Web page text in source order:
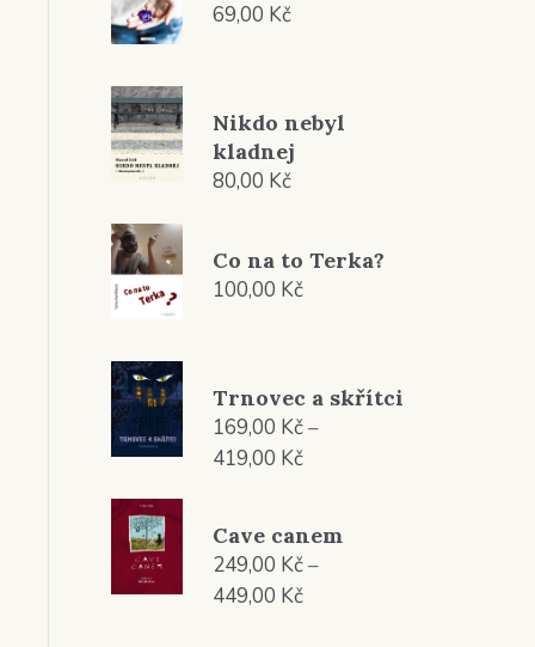
69,00 Kč
Nikdo nebyl
kladnej
80,00 Kč
Co na to Terka?
100,00 Kč
Trnovec a skřítci
169,00 Kč–
419,00 KčRozpětí
až
419,00 Kč
Cave canem
249,00 Kč–
449,00 KčRozpětí